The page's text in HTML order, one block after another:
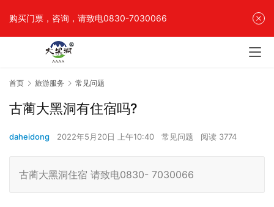
首页 旅游服务 常见问题
古蔺大黑洞有住宿吗?
daheidong 2022年5月20日 上午10:40 常见问题 阅读 3774
古蔺大黑洞住宿 请致电0830- 7030066
购买门票，咨询，请致电0830-7030066